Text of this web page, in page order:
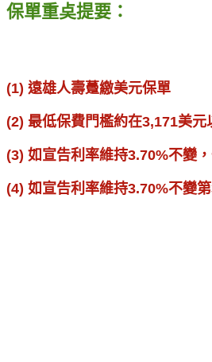
保單重奌提要：
(1) 遠雄人壽躉繳美元保單
(2) 最低保費門檻約在3,171美元
(3) 如宣告利率維持3.70%不變
(4) 如宣告利率維持3.70%不變